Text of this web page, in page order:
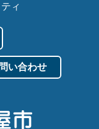
ィ
い合わせ